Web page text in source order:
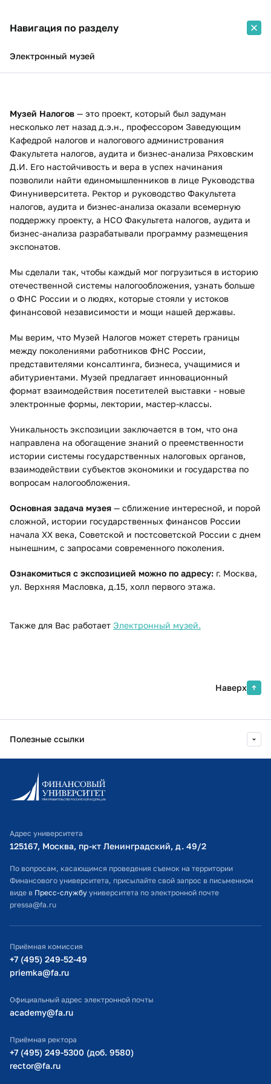
Навигация по разделу
Электронный музей
Музей Налогов — это проект, который был задуман
несколько лет назад д.э.н., профессором Заведующим
Кафедрой налогов и налогового администрования
Факультета налогов, аудита и бизнес-анализа Ряховским
Д.И. Его настойчивость и вера в успех начинания
позволили найти единомышленников в лице Руководства
Финуниверситета. Ректор и руководство Факультета
налогов, аудита и бизнес-анализа оказали всемерную
поддержку проекту, а НСО Факультета налогов, аудита и
бизнес-анализа разрабатывали программу размещения
экспонатов.
Мы сделали так, чтобы каждый мог погрузиться в историю
отечественной системы налогообложения, узнать больше
о ФНС России и о людях, которые стояли у истоков
финансовой независимости и мощи нашей державы.
Мы верим, что Музей Налогов может стереть границы
между поколениями работников ФНС России,
представителями консалтинга, бизнеса, учащимися и
абитуриентами. Музей предлагает инновационный
формат взаимодействия посетителей выставки - новые
электронные формы, лектории, мастер-классы.
Уникальность экспозиции заключается в том, что она
направлена на обогащение знаний о преемственности
истории системы государственных налоговых органов,
взаимодействии субъектов экономики и государства по ​
вопросам налогообложения.
Основная задача музея — сближение интересной, и порой
сложной, истории государс​твенных финансов России
начала ХХ века, Советской и постсоветской России с днем
нынешним, с запросами современного поколения.
Ознакомиться с экспозицией можно по адресу: г. Москва,
ул. Верхняя Масловка, д.15, холл первого этажа.
Также для Вас работает Электронный музей​.​
Наверх
Полезные ссылки
Информационно-образовательный портал
Личный кабинет поступающего
Оплата обучения
Расписание занятий
Студенческий офис
Официальный адрес электронной почты
Министерство просвещения РФ
Министерство науки и высшего образования РФ
Адрес университета
125167, Москва, пр-кт Ленинградский, д. 49/2​
По вопросам, касающимся проведения съемок на территории
Финансового университета, присылайте свой запрос в письменном
виде в Пресс-службу университета по электронной почте
pressa@fa.ru
Приёмная комиссия
+7 (495) 249-52-49
priemka@fa.ru
Официальный адрес электронной почты
academy@fa.ru
Приёмная ректора
+7 (495) 249-5300 (доб. 9580)
rector@fa.ru